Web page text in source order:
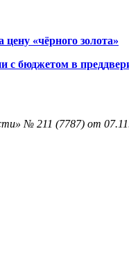
«чёрного золота»
с бюджетом в
№ 211 (7787) от